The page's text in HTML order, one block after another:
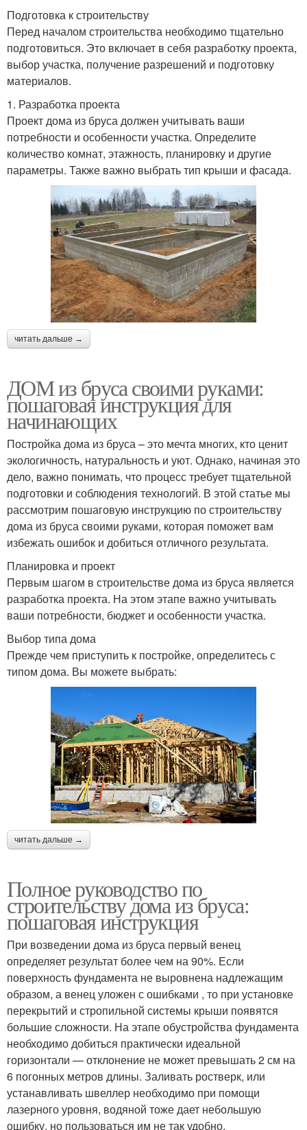
Подготовка к строительству
Перед началом строительства необходимо тщательно
подготовиться. Это включает в себя разработку проекта,
выбор участка, получение разрешений и подготовку
материалов.
1. Разработка проекта
Проект дома из бруса должен учитывать ваши
потребности и особенности участка. Определите
количество комнат, этажность, планировку и другие
параметры. Также важно выбрать тип крыши и фасада.
читать дальше →
ДОМ из бруса своими руками:
пошаговая инструкция для
начинающих
Постройка дома из бруса – это мечта многих, кто ценит
экологичность, натуральность и уют. Однако, начиная это
дело, важно понимать, что процесс требует тщательной
подготовки и соблюдения технологий. В этой статье мы
рассмотрим пошаговую инструкцию по строительству
дома из бруса своими руками, которая поможет вам
избежать ошибок и добиться отличного результата.
Планировка и проект
Первым шагом в строительстве дома из бруса является
разработка проекта. На этом этапе важно учитывать
ваши потребности, бюджет и особенности участка.
Выбор типа дома
Прежде чем приступить к постройке, определитесь с
типом дома. Вы можете выбрать:
читать дальше →
Полное руководство по
строительству дома из бруса:
пошаговая инструкция
При возведении дома из бруса первый венец
определяет результат более чем на 90%. Если
поверхность фундамента не выровнена надлежащим
образом, а венец уложен с ошибками , то при установке
перекрытий и стропильной системы крыши появятся
большие сложности. На этапе обустройства фундамента
необходимо добиться практически идеальной
горизонтали — отклонение не может превышать 2 см на
6 погонных метров длины. Заливать ростверк, или
устанавливать швеллер необходимо при помощи
лазерного уровня, водяной тоже дает небольшую
ошибку, но пользоваться им не так удобно.